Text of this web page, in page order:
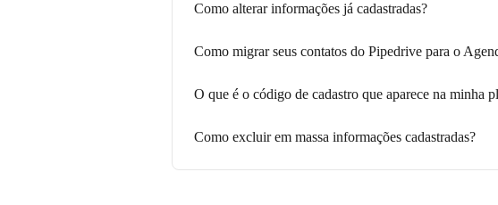
Como alterar informações já cadastradas?
Como migrar seus contatos do Pipedrive para o
O que é o código de cadastro que aparece na minha
Como excluir em massa informações cadastradas?